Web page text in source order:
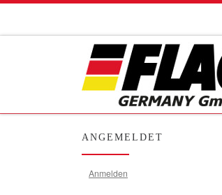
ANGEMELDET
Anmelden